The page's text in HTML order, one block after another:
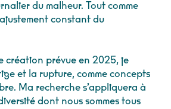
du malheur. Tout comme
constant du
création prévue en 2025, je
et la rupture, comme concepts
Ma recherche s’appliquera à
dont nous sommes tous